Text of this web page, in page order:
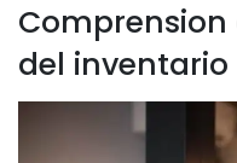
del inventario